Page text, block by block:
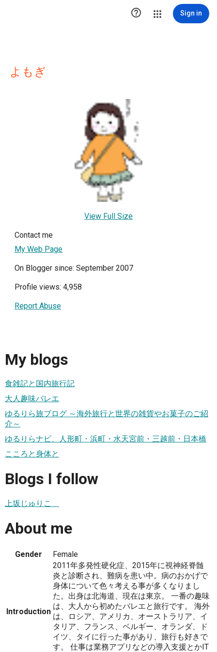
 Sign in
よもぎ
View Full Size
Contact me
My Web Page
On Blogger since: September 2007
Profile views: 4,958
Report Abuse
My blogs
食雑記と国内旅行記
大人趣味バレエ
ゆるりら旅ブログ ～海外旅行と世界の雑貨やお菓子のご紹
介～
ゆるりらナビ、人形町・浜町・水天宮前・三越前・日本橋
こころと身体と
Blogs I follow
上坂じゅりこ
About me
Gender Female
Introduction
2011年多発性硬化症、2015年に視神経脊髄
炎と診断され、難病を患い中。病のおかげで
身体について色々考える事が多くなりまし
た。出身は北海道、現在は東京。 一番の趣味
は、大人から初めたバレエと旅行です。 海外
は、ロシア、アメリカ、オーストラリア、イ
タリア、フランス、ベルギー、オランダ、ド
イツ、タイに行った事があり、旅行も好きで
す。 仕事は業務アプリなどの導入支援とかIT